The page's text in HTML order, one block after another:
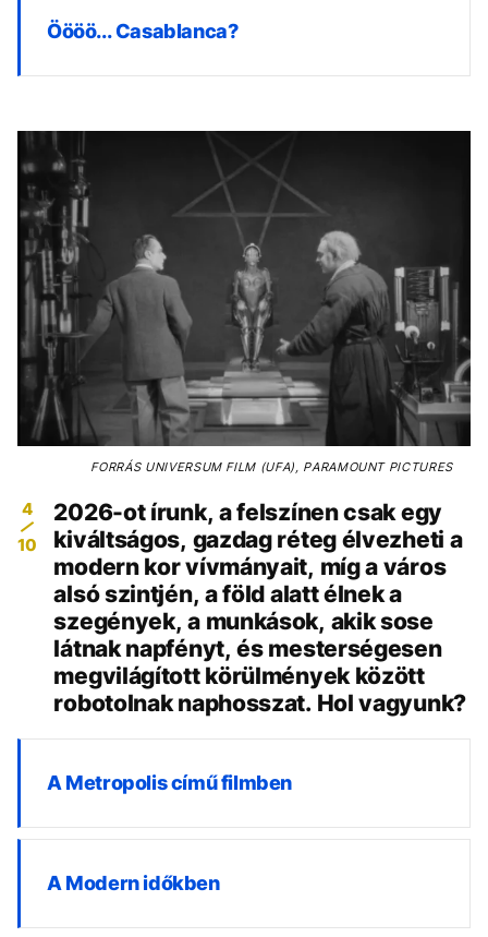
Öööö... Casablanca?
FORRÁSUNIVERSUM FILM (UFA), PARAMOUNT PICTURES
4
10
2026-ot írunk, a felszínen csak egy
kiváltságos, gazdag réteg élvezheti a
modern kor vívmányait, míg a város
alsó szintjén, a föld alatt élnek a
szegények, a munkások, akik sose
látnak napfényt, és mesterségesen
megvilágított körülmények között
robotolnak naphosszat. Hol vagyunk?
A Metropolis című filmben
A Modern időkben